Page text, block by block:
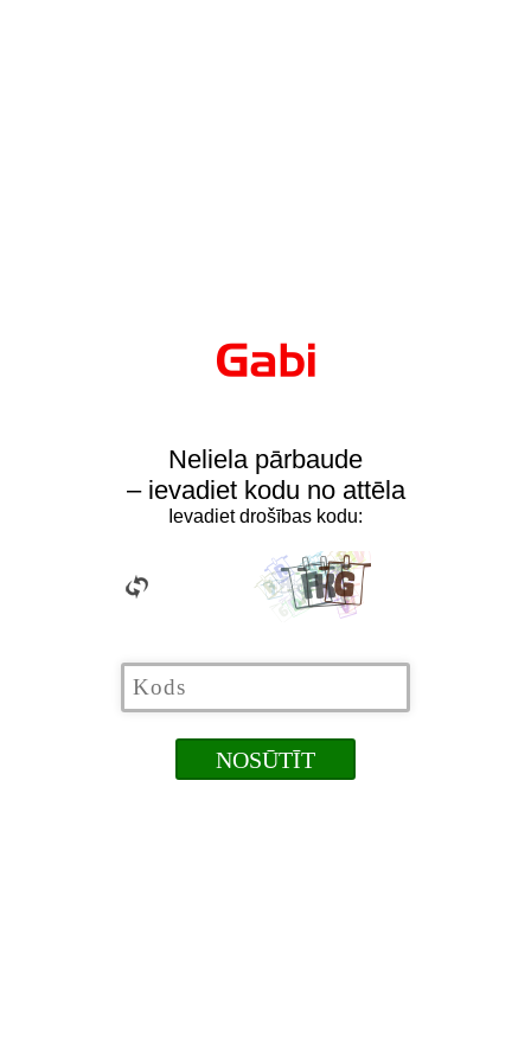
Neliela pārbaude
– ievadiet kodu no attēla
Ievadiet drošības kodu: